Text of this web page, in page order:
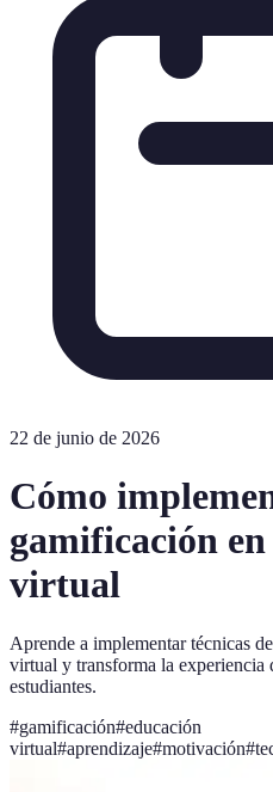
22 de junio de 2026
Cómo
gamificación
virtual
Aprende a implementar técnicas
virtual y transforma la experiencia
estudiantes.
#gamificación#educación
virtual#aprendizaje#motivación#